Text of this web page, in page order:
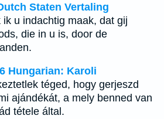
Staten Vertaling
u indachtig maak, dat gij
die in u is, door de
Hungarian: Karoli
téged, hogy gerjeszd
ajándékát, a mely benned van
tétele által.